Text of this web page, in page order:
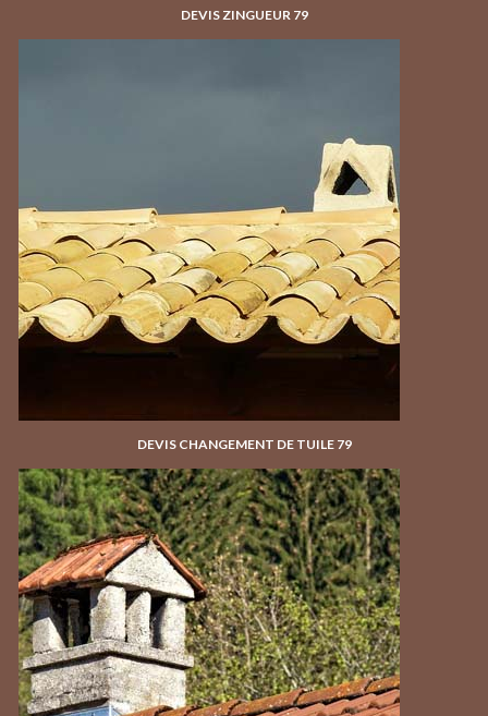
DEVIS ZINGUEUR 79
DEVIS CHANGEMENT DE TUILE 79